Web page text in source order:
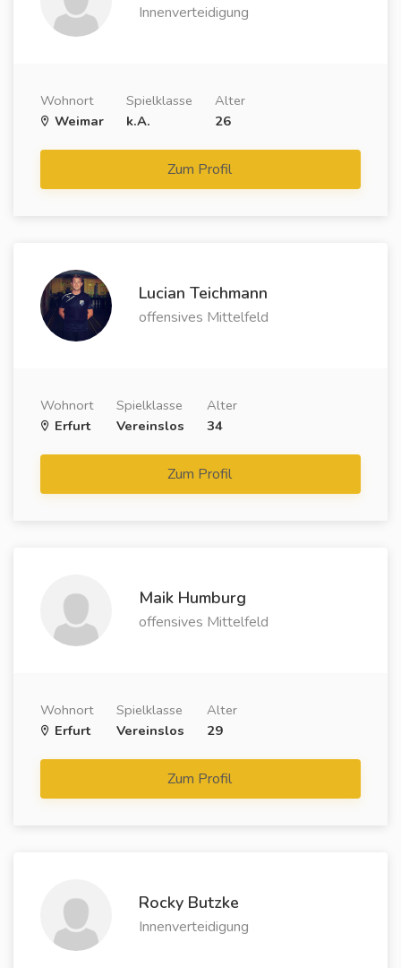
Innenverteidigung
Wohnort
Weimar
Spielklasse
k.A.
Alter
26
Zum Profil
Lucian Teichmann
offensives Mittelfeld
Wohnort
Erfurt
Spielklasse
Vereinslos
Alter
34
Zum Profil
Maik Humburg
offensives Mittelfeld
Wohnort
Erfurt
Spielklasse
Vereinslos
Alter
29
Zum Profil
Rocky Butzke
Innenverteidigung